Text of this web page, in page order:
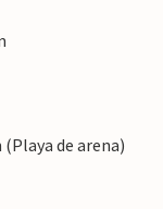
de arena)